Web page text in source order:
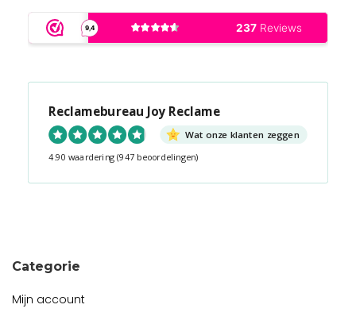
Reclamebureau Joy Reclame
Wat onze klanten zeggen
4.90 waardering (947 beoordelingen)
Categorie
Mijn account